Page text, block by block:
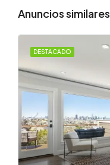
Anuncios similares
DESTACADO